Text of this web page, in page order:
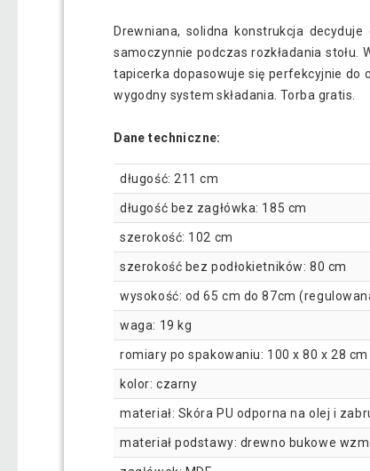
Drewniana, solidna konstrukcja
samoczynnie podczas rozkładania
tapicerka dopasowuje się perfekcyjnie do
wygodny system składania. Torba gratis.
Dane techniczne:
długość: 211 cm
długość bez zagłówka: 185 cm
szerokość: 102 cm
szerokość bez podłokietników: 80 cm
wysokość: od 65 cm do 87cm
waga: 19 kg
romiary po spakowaniu: 100 x 80 x 28 cm
kolor: czarny
materiał: Skóra PU odporna na olej i
materiał podstawy: drewno bukowe